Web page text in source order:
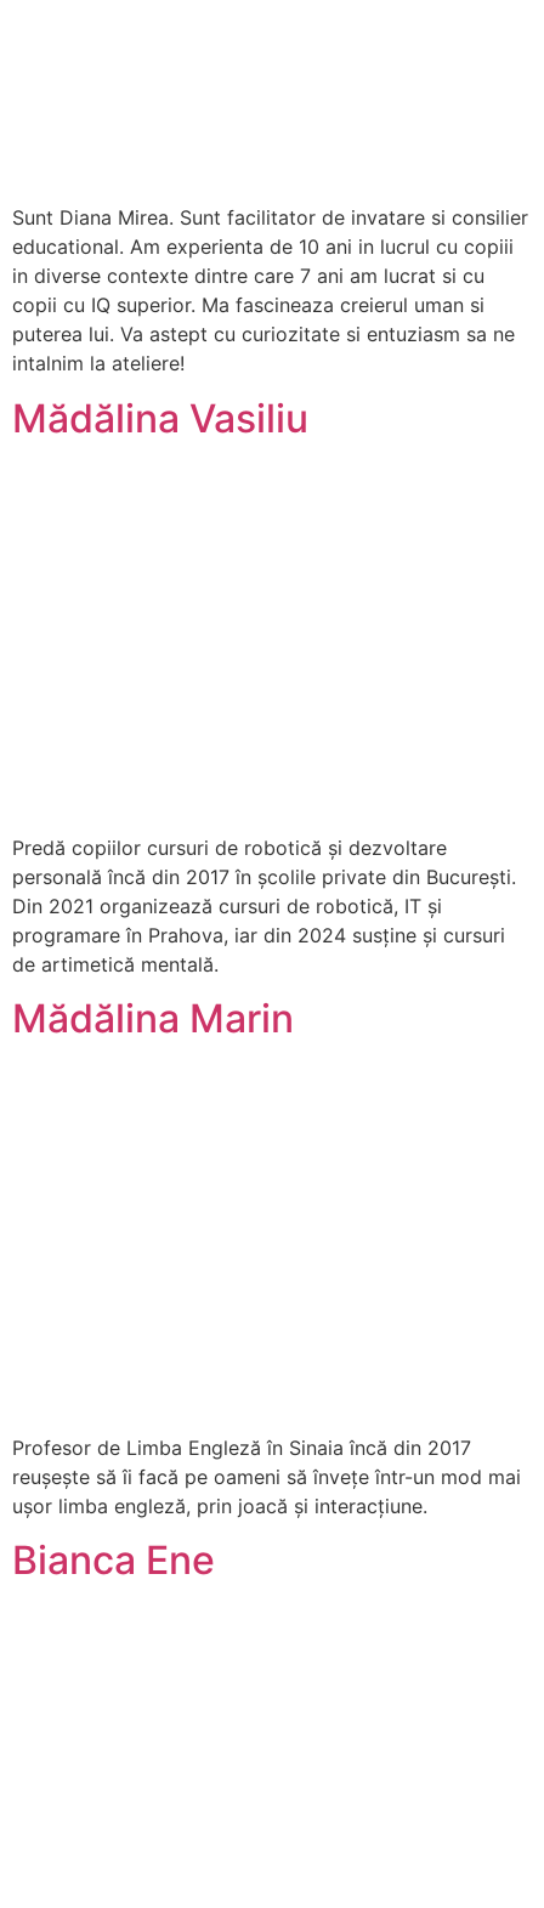
Sunt Diana Mirea. Sunt facilitator de invatare si consilier
educational. Am experienta de 10 ani in lucrul cu copiii
in diverse contexte dintre care 7 ani am lucrat si cu
copii cu IQ superior. Ma fascineaza creierul uman si
puterea lui. Va astept cu curiozitate si entuziasm sa ne
intalnim la ateliere!
Mădălina Vasiliu
Predă copiilor cursuri de robotică și dezvoltare
personală încă din 2017 în școlile private din București.
Din 2021 organizează cursuri de robotică, IT și
programare în Prahova, iar din 2024 susține și cursuri
de artimetică mentală.
Mădălina Marin
Profesor de Limba Engleză în Sinaia încă din 2017
reușește să îi facă pe oameni să învețe într-un mod mai
ușor limba engleză, prin joacă și interacțiune.
Bianca Ene